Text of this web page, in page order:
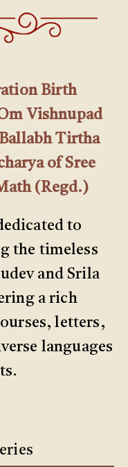
Birth
Vishnupad
Tirtha
of Sree
(Regd.)
to
the timeless
and Srila
a rich
letters,
languages